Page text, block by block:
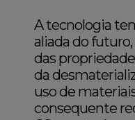
A tecnologia
aliada do
das
da
uso de
consequente